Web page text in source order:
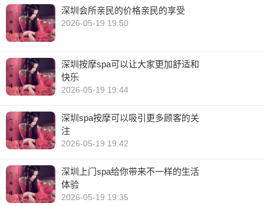
深圳会所亲民的价格亲民的享受
2026-05-19 19:50
深圳按摩spa可以让大家更加舒适和
快乐
2026-05-19 19:44
深圳spa按摩可以吸引更多顾客的关
注
2026-05-19 19:42
深圳上门spa给你带来不一样的生活
体验
2026-05-19 19:35